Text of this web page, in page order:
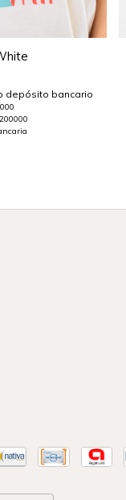
depósito bancario